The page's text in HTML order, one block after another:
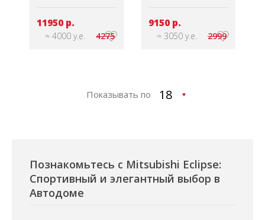
11950 р.
≈ 4000 у.е. 4275
9150 р.
≈ 3050 у.е. 2999
Показывать по
Познакомьтесь с Mitsubishi Eclipse:
Спортивный и элегантный выбор в
Автодоме